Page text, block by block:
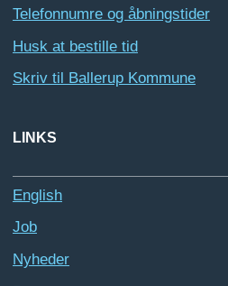
Telefonnumre og åbningstider
Husk at bestille tid
Skriv til Ballerup Kommune
LINKS
English
Job
Nyheder